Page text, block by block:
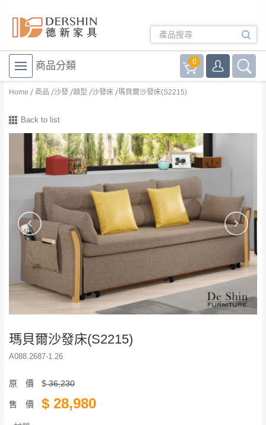
商品分類 0
Home 商品 沙發 類型 沙發床 瑪貝爾沙發床(S2215)
Back to list
瑪貝爾沙發床(S2215)
A088.2687-1.26
原 價 $36,230
售 價 $ 28,980